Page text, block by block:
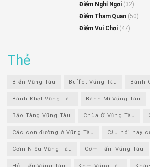
Điểm Nghỉ Ngơi (32)
Điểm Tham Quan (50)
Điểm Vui Chơi (47)
Thẻ
Biển Vũng Tàu Buffet Vũng Tàu Bánh
Bánh Khọt Vũng Tàu Bánh Mì Vũng Tàu
Bảo Tàng Vũng Tàu Chùa Ở Vũng Tàu
Các con đường ở Vũng Tàu Câu nói hay
Cơm Niêu Vũng Tàu Cơm Tấm Vũng Tàu